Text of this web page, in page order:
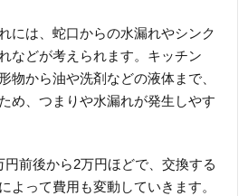
には、蛇口からの水漏れやシンク
などが考えられます。キッチン
物から油や洗剤などの液体まで、
め、つまりや水漏れが発生しやす
前後から2万円ほどで、交換する
よって費用も変動していきます。